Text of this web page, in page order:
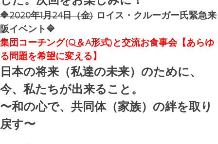
🔷2020年1月24日（金) ロイス・クルーガー氏緊急来
阪イベント🔷
集団コーチング(Q ＆A形式)と交流お食事会【あらゆ
る問題を希望に変える】
日本の将来（私達の未来）のために、
今、私たちが出来ること。
〜和の心で、共同体（家族）の絆を取り
戻す〜